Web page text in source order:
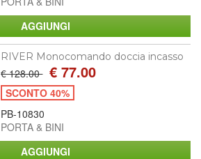
RIVER Monocomando doccia incasso
€ 128.00 € 77.00
SCONTO 40%
PB-10830
PORTA & BINI